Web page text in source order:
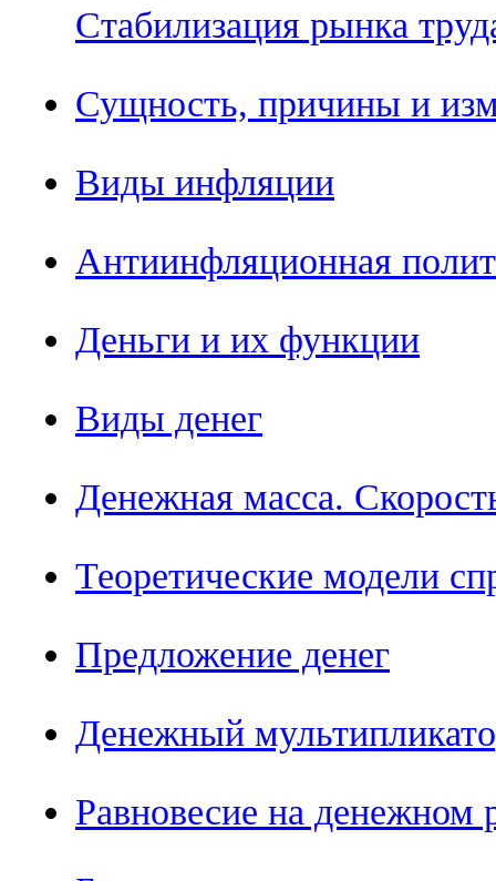
Стабилизация рынка
Сущность, причины и
Виды инфляции
Антиинфляционная
Деньги и их функции
Виды денег
Денежная масса.
Теоретические модели
Предложение денег
Денежный
Равновесие на денежном